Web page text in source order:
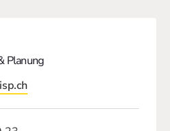
Planung